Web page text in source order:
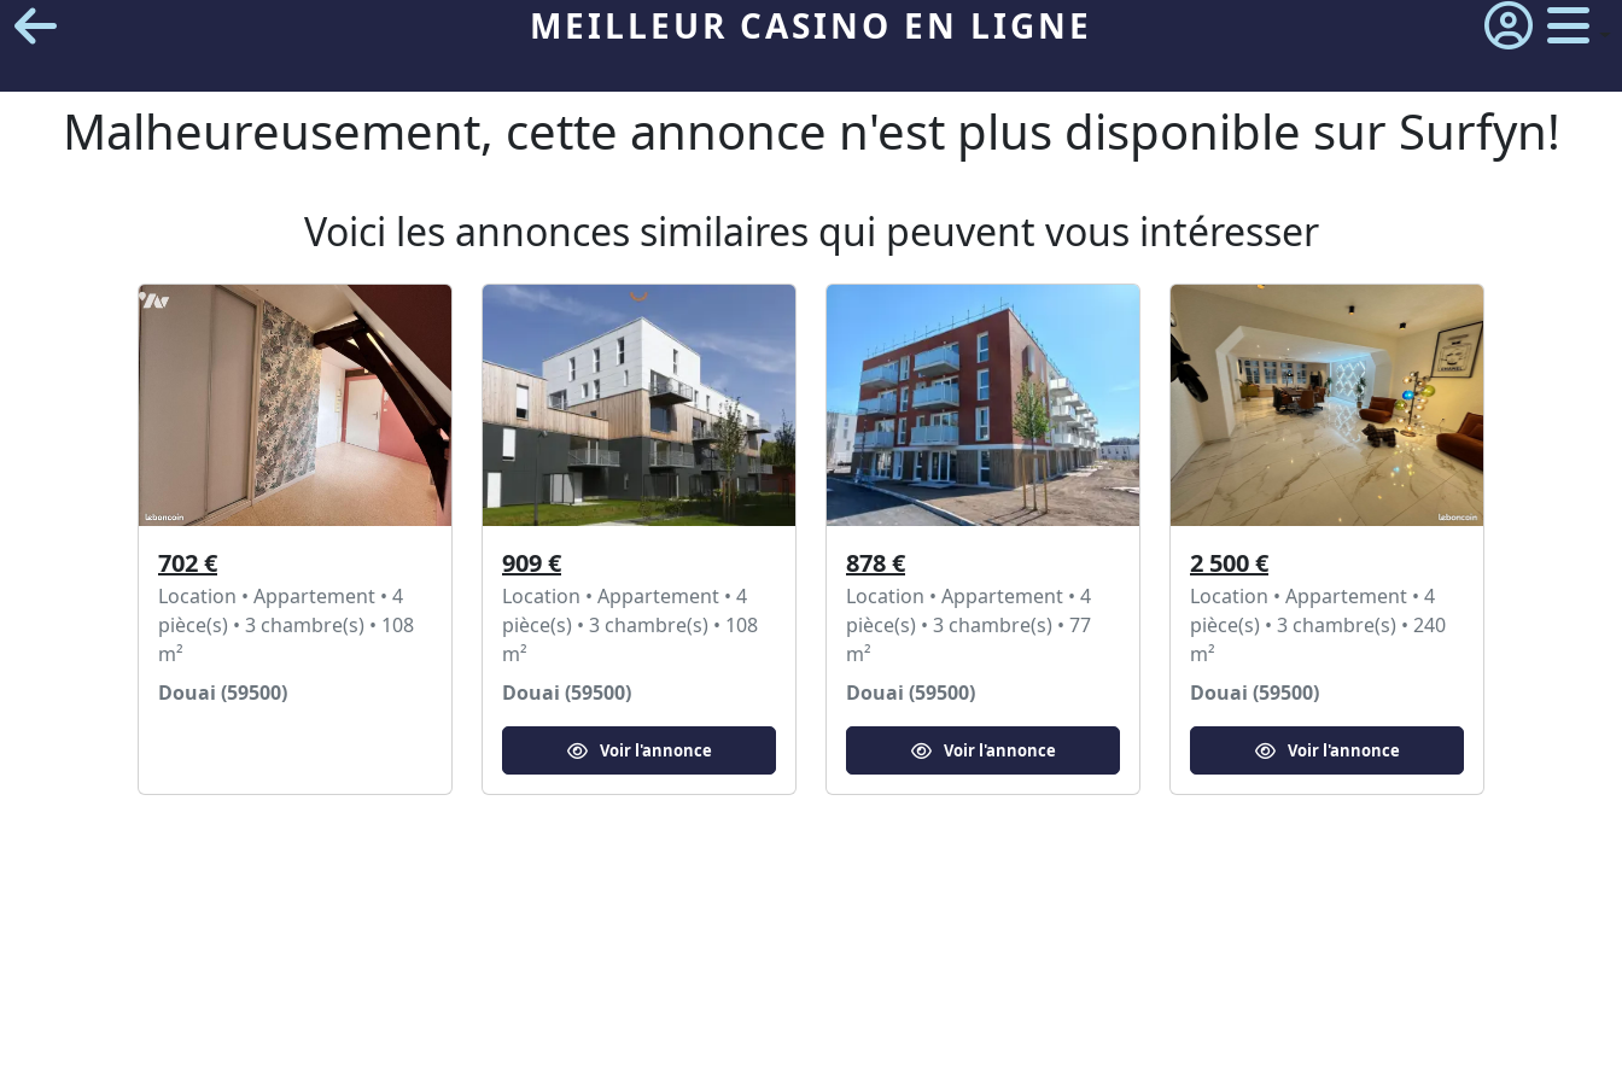
MEILLEUR CASINO EN LIGNE
Malheureusement, cette annonce n'est plus disponible sur Surfyn!
Voici les annonces similaires qui peuvent vous intéresser
702 €
Location • Appartement • 4
pièce(s) • 3 chambre(s) • 108
m²
Douai (59500)
909 €
Location • Appartement • 4
pièce(s) • 3 chambre(s) • 108
m²
Douai (59500)
Voir l'annonce
878 €
Location • Appartement • 4
pièce(s) • 3 chambre(s) • 77
m²
Douai (59500)
Voir l'annonce
2 500 €
Location • Appartement • 4
pièce(s) • 3 chambre(s) • 240
m²
Douai (59500)
Voir l'annonce